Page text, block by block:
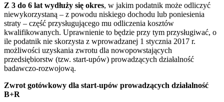
Z 3 do 6 lat wydłuży się okres, w jakim podatnik może odliczyć
niewykorzystaną – z powodu niskiego dochodu lub poniesienia
straty – część przysługującego mu odliczenia kosztów
kwalifikowanych. Uprawnienie to będzie przy tym przysługiwać, o
ile podatnik nie skorzysta z wprowadzanej 1 stycznia 2017 r.
możliwości uzyskania zwrotu dla nowopowstających
przedsiębiorstw (tzw. start-upów) prowadzących działalność
badawczo-rozwojową.
Zwrot gotówkowy dla start-upów prowadzących działalność
B+R